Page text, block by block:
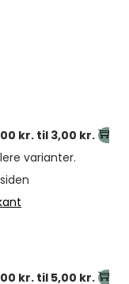
kr. til 3,00 kr.
varianter.
kr. til 5,00 kr.